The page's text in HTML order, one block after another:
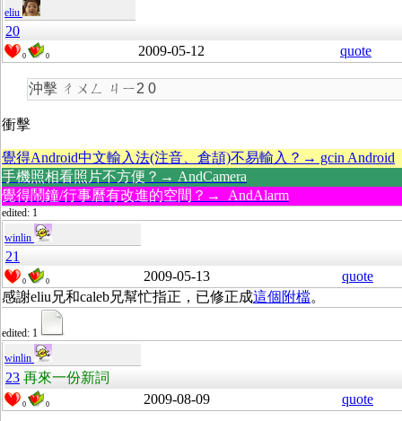
eliu
20
0 0 2009-05-12 quote
沖擊 ㄔㄨㄥ ㄐㄧ2 0
衝擊
覺得Android中文輸入法(注音、倉頡)不易輸入？→ gcin Android
手機照相看照片不方便？→ AndCamera
覺得鬧鐘/行事曆有改進的空間？→ AndAlarm
edited: 1
winlin
21
0 0 2009-05-13
quote
感謝eliu兄和caleb兄幫忙指正，已修正成這個附檔。
edited: 1
winlin
23 再來一份新詞
0 0 2009-08-09 quote